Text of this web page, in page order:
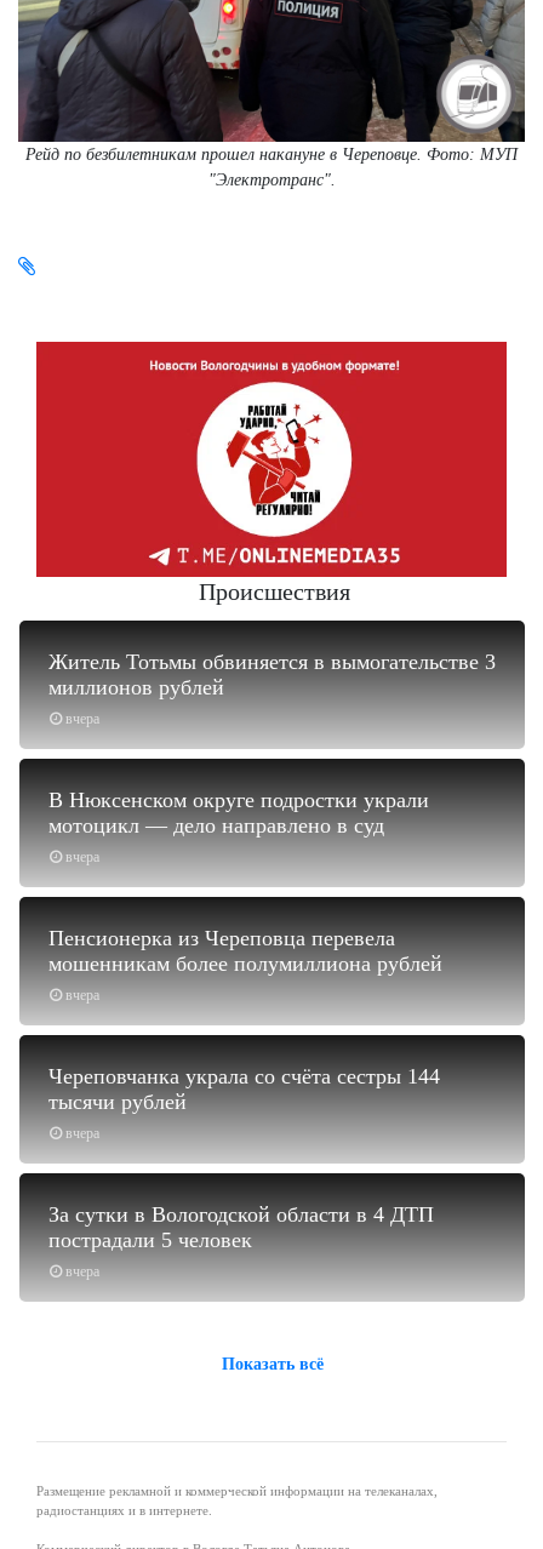
Рейд по безбилетникам прошел накануне в Череповце. Фото: МУП
"Электротранс".
Происшествия
вчера
Житель Тотьмы обвиняется в вымогательстве 3
миллионов рублей
вчера
В Нюксенском округе подростки украли
мотоцикл — дело направлено в суд
вчера
Пенсионерка из Череповца перевела
мошенникам более полумиллиона рублей
вчера
Череповчанка украла со счёта сестры 144
тысячи рублей
вчера
За сутки в Вологодской области в 4 ДТП
пострадали 5 человек
Показать всё
Размещение рекламной и коммерческой информации на телеканалах,
радиостанциях и в интернете.